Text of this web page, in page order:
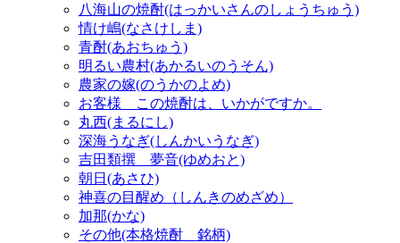
八海山の焼酎(はっかいさんのしょうちゅう)
情け嶋(なさけしま)
青酎(あおちゅう)
明るい農村(あかるいのうそん)
農家の嫁(のうかのよめ)
お客様 この焼酎は、いかがですか。
丸西(まるにし)
深海うなぎ(しんかいうなぎ)
吉田類撰 夢音(ゆめおと)
朝日(あさひ)
神喜の目醒め（しんきのめざめ）
加那(かな)
その他(本格焼酎 銘柄)